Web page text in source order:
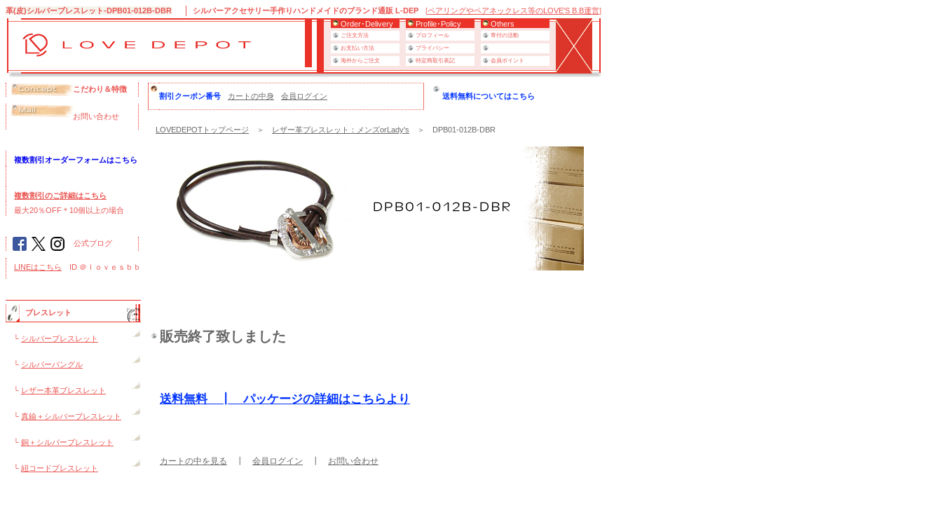
革(皮)シルバーブレスレット-DPB01-012B-DBR シルバーアクセサリー手作りハンドメイドのブランド通販 L-DEP [ペアリングやペアネックレス等のLOVE'S B.B運営]
Order･Delivery
Profile･Policy Others
ご注文方法 プロフィール
寄付の活動
お支払い方法
プライバシー
海外からご注文
特定商取引表記 会員ポイント
こだわり＆特徴
お問い合わせ
複数割引オーダーフォームはこちら
複数割引のご詳細はこちら
最大20％OFF＊10個以上の場合
公式ブログ
LINEはこちら ID ＠ｌｏｖｅｓｂｂ
ブレスレット
└ シルバーブレスレット
└ シルバーバングル
└ レザー本革ブレスレット
└ 真鍮＋シルバーブレスレット
└ 銅＋シルバーブレスレット
└ 紐コードブレスレット
割引クーポン番号 カートの中身 会員ログイン 送料無料についてはこちら
LOVEDEPOTトップページ ＞ レザー革ブレスレット：メンズorLady's ＞ DPB01-012B-DBR
販売終了致しました
送料無料 ┃ パッケージの詳細はこちらより
カートの中を見る 会員ログイン お問い合わせ